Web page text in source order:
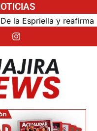
y reafirma su